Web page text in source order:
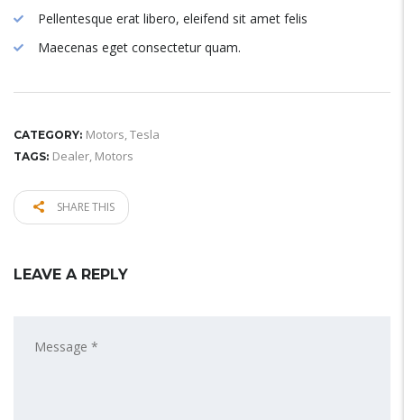
Pellentesque erat libero, eleifend sit amet felis
Maecenas eget consectetur quam.
CATEGORY: Motors,Tesla
TAGS: Dealer, Motors
SHARE THIS
LEAVE A REPLY